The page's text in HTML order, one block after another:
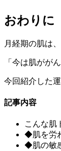
おわりに
月経期の肌は
「今は肌がが
今回紹介した
記事内容
こんな肌
◆肌を労
◆肌の敏